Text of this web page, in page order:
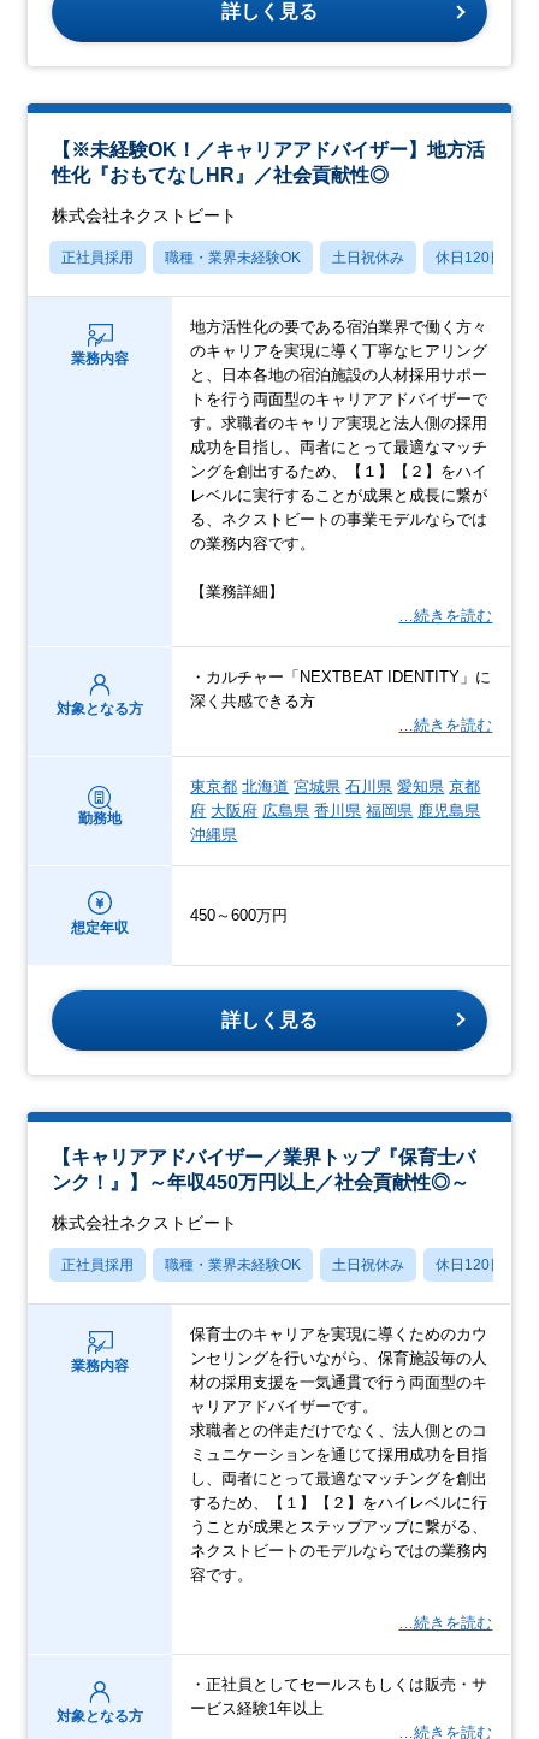
詳しく見る
【※未経験OK！／キャリアアドバイザー】地方活
性化『おもてなしHR』／社会貢献性◎
株式会社ネクストビート
正社員採用 職種・業界未経験OK 土日祝休み 休日120日以上
業務内容
地方活性化の要である宿泊業界で働く方々
のキャリアを実現に導く丁寧なヒアリング
と、日本各地の宿泊施設の人材採用サポー
トを行う両面型のキャリアアドバイザーで
す。求職者のキャリア実現と法人側の採用
成功を目指し、両者にとって最適なマッチ
ングを創出するため、【１】【２】をハイ
レベルに実行することが成果と成長に繋が
る、ネクストビートの事業モデルならでは
の業務内容です。
【業務詳細】
…続きを読む
対象となる方
・カルチャー「NEXTBEAT IDENTITY」に
深く共感できる方
…続きを読む
勤務地
東京都 北海道 宮城県 石川県 愛知県 京都
府 大阪府 広島県 香川県 福岡県 鹿児島県
沖縄県
想定年収
450～600万円
詳しく見る
【キャリアアドバイザー／業界トップ『保育士バ
ンク！』】～年収450万円以上／社会貢献性◎～
株式会社ネクストビート
正社員採用 職種・業界未経験OK 土日祝休み 休日120日以上
業務内容
保育士のキャリアを実現に導くためのカウ
ンセリングを行いながら、保育施設毎の人
材の採用支援を一気通貫で行う両面型のキ
ャリアアドバイザーです。
求職者との伴走だけでなく、法人側とのコ
ミュニケーションを通じて採用成功を目指
し、両者にとって最適なマッチングを創出
するため、【１】【２】をハイレベルに行
うことが成果とステップアップに繋がる、
ネクストビートのモデルならではの業務内
容です。
…続きを読む
対象となる方
・正社員としてセールスもしくは販売・サ
ービス経験1年以上
…続きを読む